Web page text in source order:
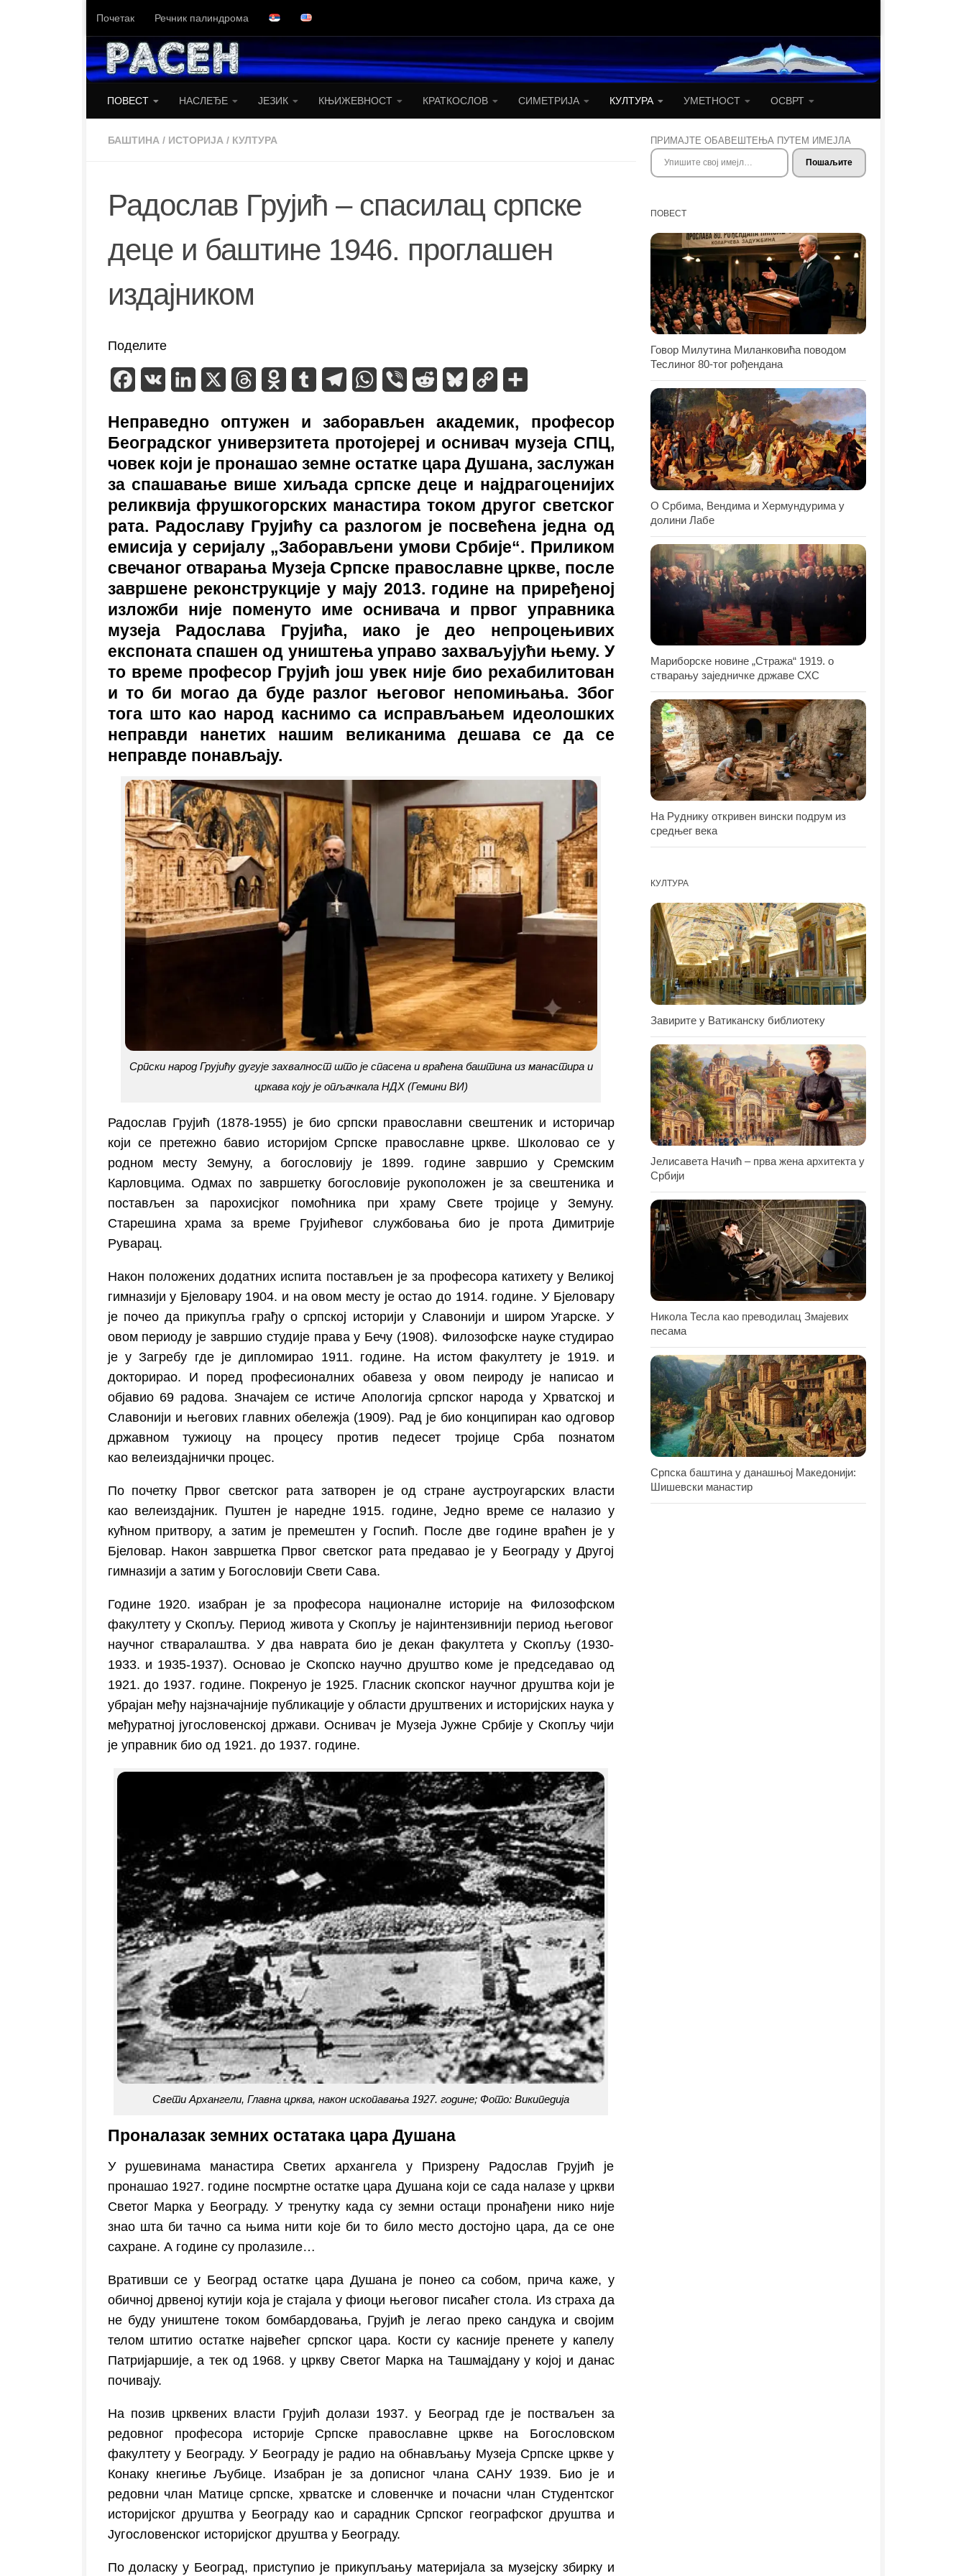
Skip to content
Почетак Речник палиндрома
ПОВЕСТ НАСЛЕЂЕ ЈЕЗИК КЊИЖЕВНОСТ КРАТКОСЛОВ СИМЕТРИЈА КУЛТУРА УМЕТНОСТ ОСВРТ
БАШТИНА / ИСТОРИЈА / КУЛТУРА
Радослав Грујић – спасилац српске
деце и баштине 1946. проглашен
издајником
Поделите
Facebook
VK LinkedIn ThreadsOdnoklassniki
Tumblr TelegramWhatsApp
Viber Reddit BlueskyCopy
Неправедно оптужен и заборављен академик, професор
Београдског универзитета протојереј и оснивач музеја СПЦ,
човек који је пронашао земне остатке цара Душана, заслужан
за спашавање више хиљада српске деце и најдрагоценијих
реликвија фрушкогорских манастира током другог светског
рата. Радославу Грујићу са разлогом је посвећена једна од
емисија у серијалу „Заборављени умови Србије“. Приликом
свечаног отварања Музеја Српске православне цркве, после
завршене реконструкције у мају 2013. године на приређеној
изложби није поменуто име оснивача и првог управника
музеја Радослава Грујића, иако је део непроцењивих
експоната спашен од уништења управо захваљујући њему. У
то време професор Грујић још увек није био рехабилитован
и то би могао да буде разлог његовог непомињања. Због
тога што као народ каснимо са исправљањем идеолошких
неправди нанетих нашим великанима дешава се да се
неправде понављају.
Српски народ Грујићу дугује захвалност што је спасена и враћена баштина из манастира и
цркава коју је опљачкала НДХ (Гемини ВИ)
Радослав Грујић (1878-1955) је био српски православни свештеник и историчар
који се претежно бавио историјом Српске православне цркве. Школовао се у
родном месту Земуну, а богословију је 1899. године завршио у Сремским
Карловцима. Одмах по завршетку богословије рукоположен је за свештеника и
постављен за парохисјког помоћника при храму Свете тројице у Земуну.
Старешина храма за време Грујићевог службовања био је прота Димитрије
Руварац.
Након положених додатних испита постављен је за професора катихету у Великој
гимназији у Бјеловару 1904. и на овом месту је остао до 1914. године. У Бјеловару
је почео да прикупља грађу о српској историји у Славонији и широм Угарске. У
овом периоду је завршио студије права у Бечу (1908). Филозофске науке студирао
је у Загребу где је дипломирао 1911. године. На истом факултету је 1919. и
докторирао. И поред професионалних обавеза у овом пеироду је написао и
објавио 69 радова. Значајем се истиче Апологија српског народа у Хрватској и
Славонији и његових главних обележја (1909). Рад је био конципиран као одговор
државном тужиоцу на процесу против педесет тројице Срба познатом
као велеиздајнички процес.
По почетку Првог светског рата затворен је од стране аустроугарских власти
као велеиздајник. Пуштен је наредне 1915. године, Једно време се налазио у
кућном притвору, а затим је премештен у Госпић. После две године враћен је у
Бјеловар. Након завршетка Првог светског рата предавао је у Београду у Другој
гимназији а затим у Богословији Свети Сава.
Године 1920. изабран је за професора националне историје на Филозофском
факултету у Скопљу. Период живота у Скопљу је најинтензивнији период његовог
научног стваралаштва. У два наврата био је декан факултета у Скопљу (1930-
1933. и 1935-1937). Основао је Скопско научно друштво коме је председавао од
1921. до 1937. године. Покренуо је 1925. Гласник скопског научног друштва који је
убрајан међу најзначајније публикације у области друштвених и историјских наука у
међуратној југословенској држави. Оснивач је Музеја Јужне Србије у Скопљу чији
је управник био од 1921. до 1937. године.
Свети Архангели, Главна црква, након ископавања 1927. године; Фото: Википедија
Проналазак земних остатака цара Душана
У рушевинама манастира Светих архангела у Призрену Радослав Грујић је
пронашао 1927. године посмртне остатке цара Душана који се сада налазе у цркви
Светог Марка у Београду. У тренутку када су земни остаци пронађени нико није
знао шта би тачно са њима нити које би то било место достојно цара, да се оне
сахране. А године су пролазиле…
Вративши се у Београд остатке цара Душана је понео са собом, прича каже, у
обичној дрвеној кутији која је стајала у фиоци његовог писаћег стола. Из страха да
не буду уништене током бомбардовања, Грујић је легао преко сандука и својим
телом штитио остатке највећег српског цара. Кости су касније пренете у капелу
Патријаршије, а тек од 1968. у цркву Светог Марка на Ташмајдану у којој и данас
почивају.
На позив црквених власти Грујић долази 1937. у Београд где је постваљен за
редовног професора историје Српске православне цркве на Богословском
факултету у Београду. У Београду је радио на обнављању Музеја Српске цркве у
Конаку кнегиње Љубице. Изабран је за дописног члана САНУ 1939. Био је и
редовни члан Матице српске, хрватске и словенчке и почасни члан Студентског
историјског друштва у Београду као и сарадник Српског географског друштва и
Југословенског историјског друштва у Београду.
По доласку у Београд, приступио је прикупљању материјала за музејску збирку и
ПРИМАЈТЕ ОБАВЕШТЕЊА ПУТЕМ ИМЕЈЛА
Упишите свој имејл…
Пошаљите
ПОВЕСТ
Говор Милутина Миланковића поводом
Теслиног 80-тог рођендана
О Србима, Вендима и Хермундурима у
долини Лабе
Мариборске новине „Стража“ 1919. о
стварању заједничке државе СХС
На Руднику откривен вински подрум из
средњег века
КУЛТУРА
Завирите у Ватиканску библиотеку
Јелисавета Начић – прва жена архитекта у
Србији
Никола Тесла као преводилац Змајевих
песама
Српска баштина у данашњој Македонији:
Шишевски манастир